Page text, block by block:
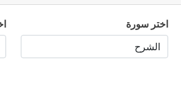
اختر سورة